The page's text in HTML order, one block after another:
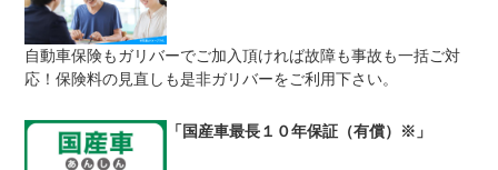
上限金額
車両本体価格
●期間内の修理回数に制限はありませんが、累積上限金額
は車両価格の５０％が上限です●対象部品の詳細は、別途
規約に定めるとおりとなります。
免責金
料プランを選択された方は、２年目以降の修理１回に対し
て、１．５万円の免責金を申し受けます。●詳しくはスタ
ッフまでお問い合わせください。
自動車保険もガリバーでご加入頂ければ故障も事故も一括ご対
応！保険料の見直しも是非ガリバーをご利用下さい。
「国産車最長１０年保証（有償）※」